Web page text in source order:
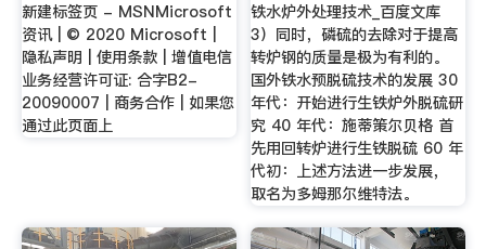
新建标签页 - MSNMicrosoft
资讯 | © 2020 Microsoft |
隐私声明 | 使用条款 | 增值电信
业务经营许可证: 合字B2-
20090007 | 商务合作 | 如果您
通过此页面上
铁水炉外处理技术_百度文库
3）同时，磷硫的去除对于提高
转炉钢的质量是极为有利的。
国外铁水预脱硫技术的发展 30
年代：开始进行生铁炉外脱硫研
究 40 年代：施蒂策尔贝格 首
先用回转炉进行生铁脱硫 60 年
代初：上述方法进一步发展，
取名为多姆那尔维特法。